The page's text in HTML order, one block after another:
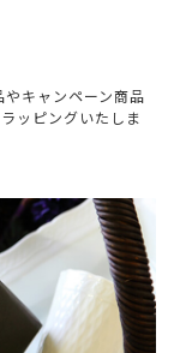
キャンペーン商品
ッピングいたしま